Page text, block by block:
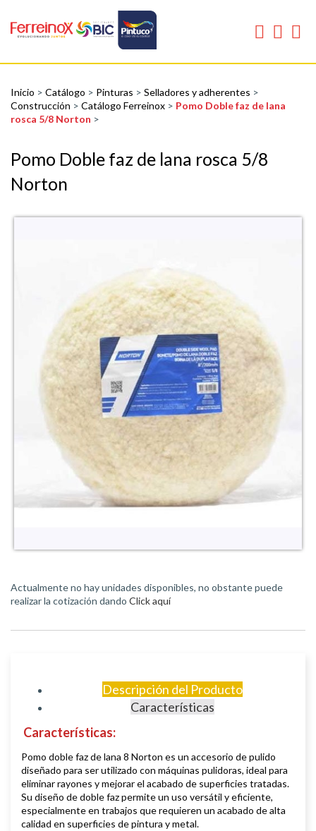
Inicio > Catálogo > Pinturas > Selladores y adherentes >
Construcción > Catálogo Ferreinox > Pomo Doble faz de lana
rosca 5/8 Norton >
Pomo Doble faz de lana rosca 5/8
Norton
Actualmente no hay unidades disponibles, no obstante puede
realizar la cotización dando Click aquí
Descripción del Producto
Características
Características:
Pomo doble faz de lana 8 Norton es un accesorio de pulido
diseñado para ser utilizado con máquinas pulidoras, ideal para
eliminar rayones y mejorar el acabado de superficies tratadas.
Su diseño de doble faz permite un uso versátil y eficiente,
especialmente en trabajos que requieren un acabado de alta
calidad en superficies de pintura y metal.